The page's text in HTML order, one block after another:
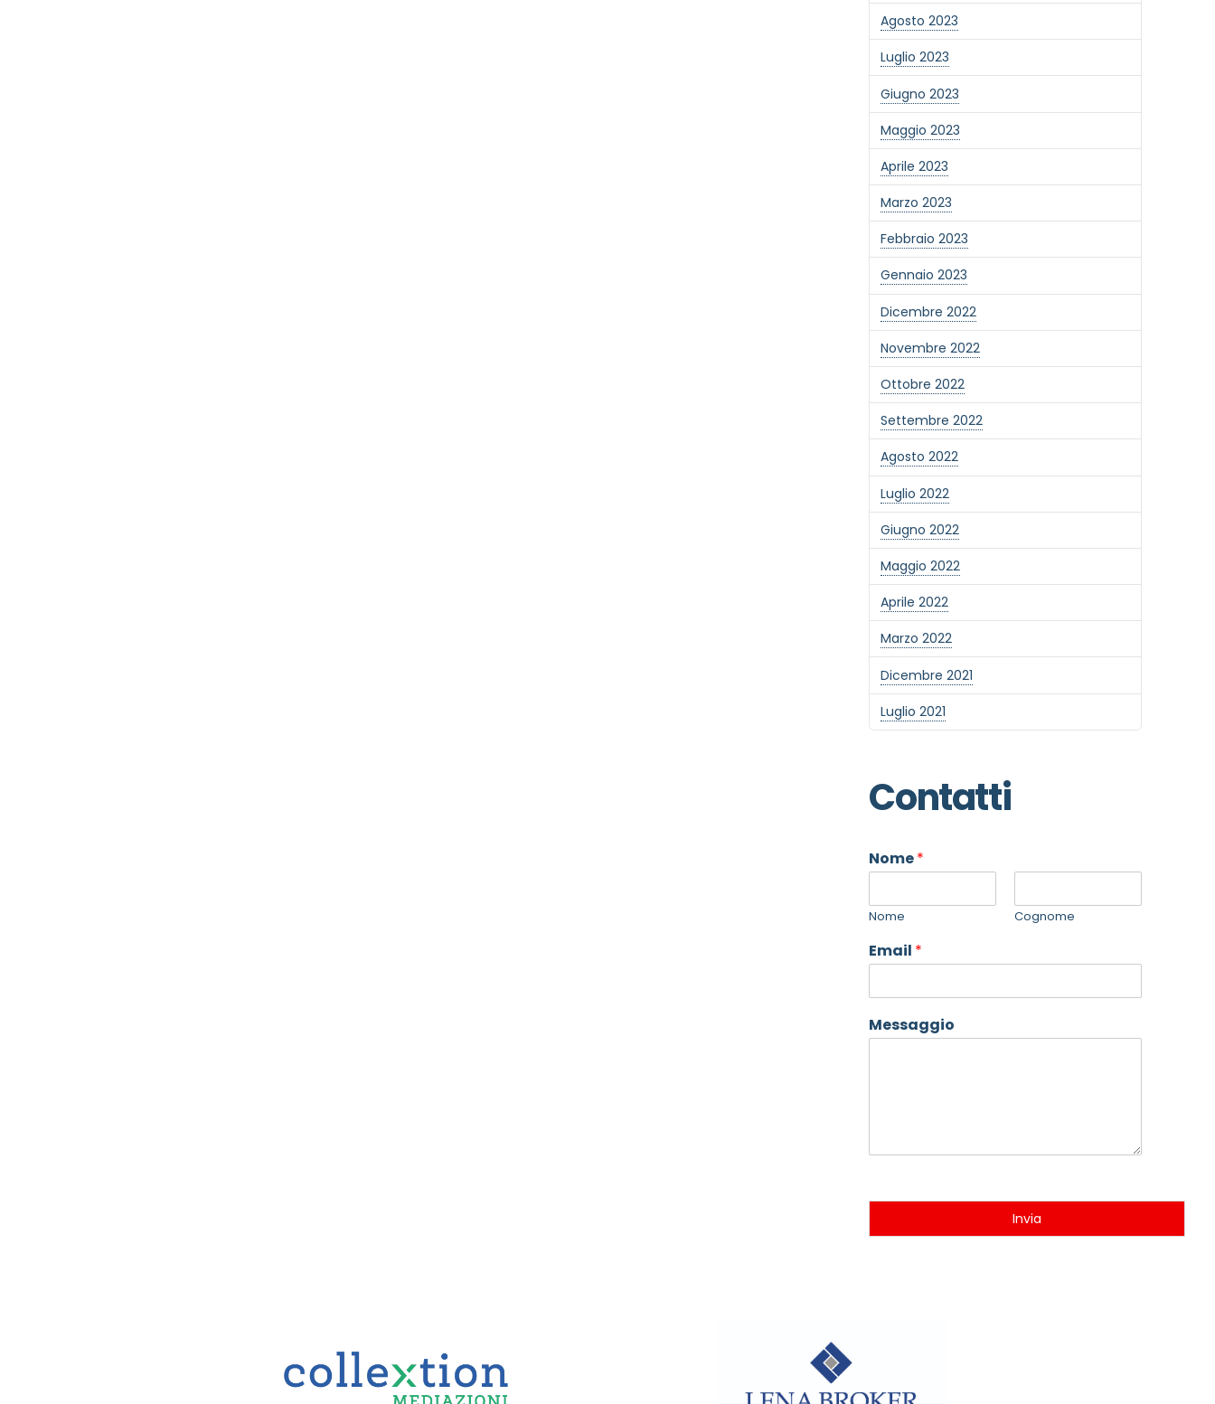
Agosto 2023
Luglio 2023
Giugno 2023
Maggio 2023
Aprile 2023
Marzo 2023
Febbraio 2023
Gennaio 2023
Dicembre 2022
Novembre 2022
Ottobre 2022
Settembre 2022
Agosto 2022
Luglio 2022
Giugno 2022
Maggio 2022
Aprile 2022
Marzo 2022
Dicembre 2021
Luglio 2021
Contatti
Nome*
Nome Cognome
Email *
Messaggio
Invia
Desidero rimanere aggiornato sulle ultime novità dell'Associazione tramite l'iscrizione alla newsletter